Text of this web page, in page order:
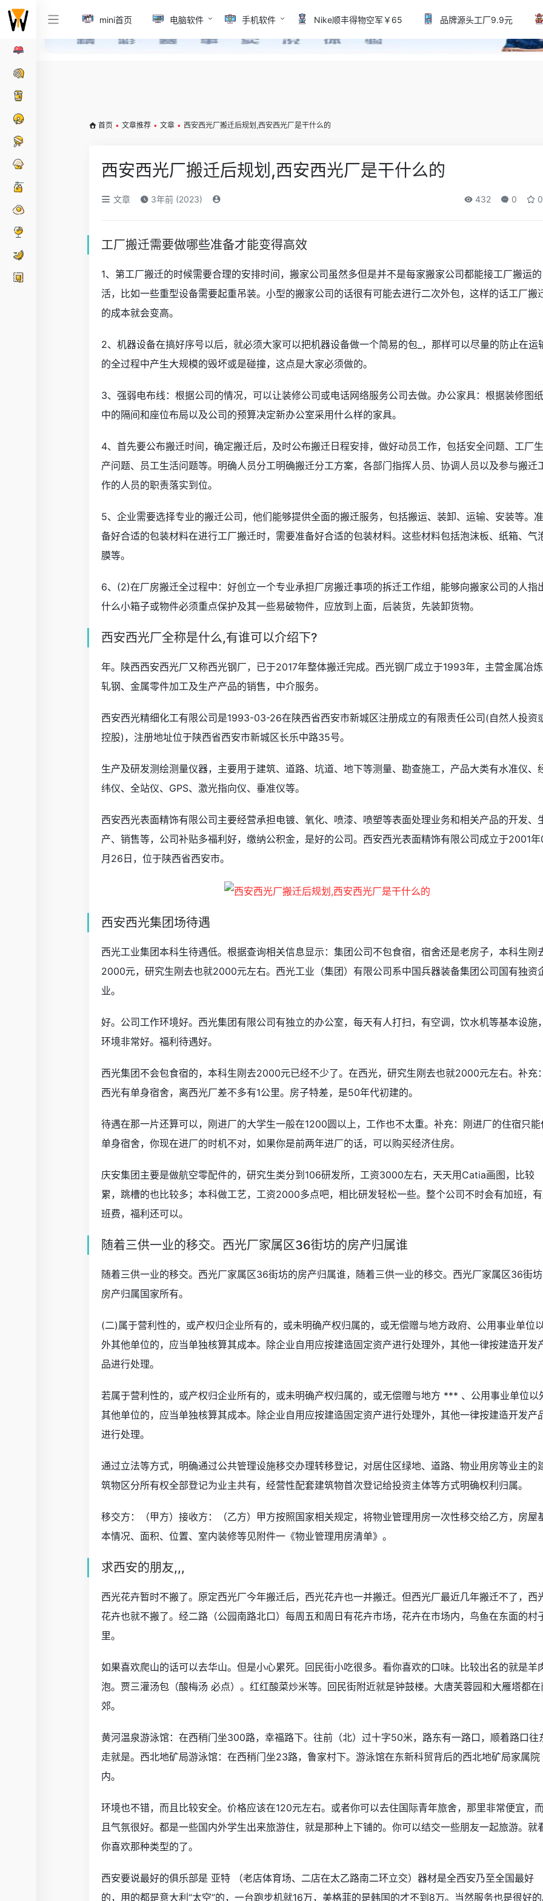
mini首页 电脑软件 手机软件 Nike顺丰得物空军￥65 品牌源头工厂9.9元
首页 • 文章推荐 • 文章 • 西安西光厂搬迁后规划,西安西光厂是干什么的
西安西光厂搬迁后规划,西安西光厂是干什么的
文章 3年前 (2023) 432 0 0
工厂搬迁需要做哪些准备才能变得高效
1、第工厂搬迁的时候需要合理的安排时间，搬家公司虽然多但是并不是每家搬家公司都能接工厂搬运的
活，比如一些重型设备需要起重吊装。小型的搬家公司的话很有可能去进行二次外包，这样的话工厂搬
的成本就会变高。
2、机器设备在搞好序号以后，就必须大家可以把机器设备做一个简易的包_，那样可以尽量的防止在运
的全过程中产生大规模的毁坏或是碰撞，这点是大家必须做的。
3、强弱电布线：根据公司的情况，可以让装修公司或电话网络服务公司去做。办公家具：根据装修图纸
中的隔间和座位布局以及公司的预算决定新办公室采用什么样的家具。
4、首先要公布搬迁时间，确定搬迁后，及时公布搬迁日程安排，做好动员工作，包括安全问题、工厂生
产问题、员工生活问题等。明确人员分工明确搬迁分工方案，各部门指挥人员、协调人员以及参与搬迁
作的人员的职责落实到位。
5、企业需要选择专业的搬迁公司，他们能够提供全面的搬迁服务，包括搬运、装卸、运输、安装等。准
备好合适的包装材料在进行工厂搬迁时，需要准备好合适的包装材料。这些材料包括泡沫板、纸箱、气
膜等。
6、(2)在厂房搬迁全过程中：好创立一个专业承担厂房搬迁事项的拆迁工作组，能够向搬家公司的人指
什么小箱子或物件必须重点保护及其一些易破物件，应放到上面，后装货，先装卸货物。
西安西光厂全称是什么,有谁可以介绍下?
年。陕西西安西光厂又称西光钢厂，已于2017年整体搬迁完成。西光钢厂成立于1993年，主营金属冶炼
轧钢、金属零件加工及生产产品的销售，中介服务。
西安西光精细化工有限公司是1993-03-26在陕西省西安市新城区注册成立的有限责任公司(自然人投资
控股)，注册地址位于陕西省西安市新城区长乐中路35号。
生产及研发测绘测量仪器，主要用于建筑、道路、坑道、地下等测量、勘查施工，产品大类有水准仪、
纬仪、全站仪、GPS、激光指向仪、垂准仪等。
西安西光表面精饰有限公司主要经营承担电镀、氧化、喷漆、喷塑等表面处理业务和相关产品的开发、
产、销售等，公司补贴多福利好，缴纳公积金，是好的公司。西安西光表面精饰有限公司成立于2001
月26日，位于陕西省西安市。
西安西光集团场待遇
西光工业集团本科生待遇低。根据查询相关信息显示：集团公司不包食宿，宿舍还是老房子，本科生刚
2000元，研究生刚去也就2000元左右。西光工业（集团）有限公司系中国兵器装备集团公司国有独资
业。
好。公司工作环境好。西光集团有限公司有独立的办公室，每天有人打扫，有空调，饮水机等基本设施，
环境非常好。福利待遇好。
西光集团不会包食宿的，本科生刚去2000元已经不少了。在西光，研究生刚去也就2000元左右。补充：
西光有单身宿舍，离西光厂差不多有1公里。房子特差，是50年代初建的。
待遇在那一片还算可以，刚进厂的大学生一般在1200圆以上，工作也不太重。补充：刚进厂的住宿只能
单身宿舍，你现在进厂的时机不对，如果你是前两年进厂的话，可以购买经济住房。
庆安集团主要是做航空零配件的，研究生类分到106研发所，工资3000左右，天天用Catia画图，比较
累，跳槽的也比较多；本科做工艺，工资2000多点吧，相比研发轻松一些。整个公司不时会有加班，
班费，福利还可以。
随着三供一业的移交。西光厂家属区36街坊的房产归属谁
随着三供一业的移交。西光厂家属区36街坊的房产归属谁，随着三供一业的移交。西光厂家属区36街
房产归属国家所有。
(二)属于营利性的，或产权归企业所有的，或未明确产权归属的，或无偿赠与地方政府、公用事业单位以
外其他单位的，应当单独核算其成本。除企业自用应按建造固定资产进行处理外，其他一律按建造开发
品进行处理。
若属于营利性的，或产权归企业所有的，或未明确产权归属的，或无偿赠与地方 *** 、公用事业单位以
其他单位的，应当单独核算其成本。除企业自用应按建造固定资产进行处理外，其他一律按建造开发产
进行处理。
通过立法等方式，明确通过公共管理设施移交办理转移登记，对居住区绿地、道路、物业用房等业主的
筑物区分所有权全部登记为业主共有，经营性配套建筑物首次登记给投资主体等方式明确权利归属。
移交方：（甲方）接收方：（乙方）甲方按照国家相关规定，将物业管理用房一次性移交给乙方，房屋
本情况、面积、位置、室内装修等见附件一《物业管理用房清单》。
求西安的朋友,,,
西光花卉暂时不搬了。原定西光厂今年搬迁后，西光花卉也一并搬迁。但西光厂最近几年搬迁不了，西
花卉也就不搬了。经二路（公园南路北口）每周五和周日有花卉市场，花卉在市场内，鸟鱼在东面的村
里。
如果喜欢爬山的话可以去华山。但是小心累死。回民街小吃很多。看你喜欢的口味。比较出名的就是羊
泡。贾三灌汤包（酸梅汤 必点）。红红酸菜炒米等。回民街附近就是钟鼓楼。大唐芙蓉园和大雁塔都在
郊。
黄河温泉游泳馆：在西稍门坐300路，幸福路下。往前（北）过十字50米，路东有一路口，顺着路口往
走就是。西北地矿局游泳馆：在西稍门坐23路，鲁家村下。游泳馆在东新科贸背后的西北地矿局家属院
内。
环境也不错，而且比较安全。价格应该在120元左右。或者你可以去住国际青年旅舍，那里非常便宜，
且气氛很好。都是一些国内外学生出来旅游住，就是那种上下铺的。你可以结交一些朋友一起旅游。就
你喜欢那种类型的了。
西安要说最好的俱乐部是 亚特 （老店体育场、二店在太乙路南二环立交）器材是全西安乃至全国最好
的，用的都是意大利“太空”的，一台跑步机就16万，美格菲的是韩国的才不到8万。当然服务也是很好的